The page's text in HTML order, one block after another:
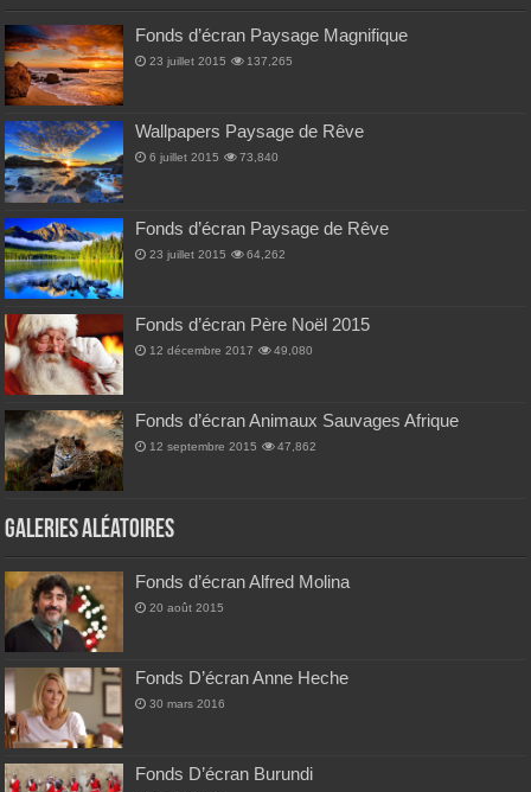
Fonds d’écran Paysage Magnifique
23 juillet 2015 137,265
Wallpapers Paysage de Rêve
6 juillet 2015 73,840
Fonds d’écran Paysage de Rêve
23 juillet 2015 64,262
Fonds d’écran Père Noël 2015
12 décembre 2017 49,080
Fonds d’écran Animaux Sauvages Afrique
12 septembre 2015 47,862
Galeries Aléatoires
Fonds d’écran Alfred Molina
20 août 2015
Fonds D’écran Anne Heche
30 mars 2016
Fonds D’écran Burundi